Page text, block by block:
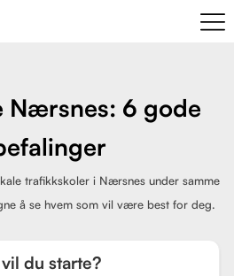
Nærsnes: 6 gode
trafikkskoler i Nærsnes under samme
å se hvem som vil være best for deg.
du starte?